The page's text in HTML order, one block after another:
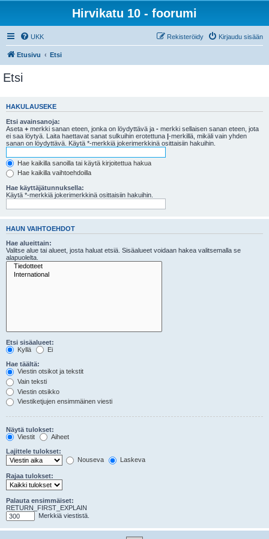
Hirvikatu 10 - foorumi
UKK Kirjaudu sisään
Rekisteröidy
Etusivu Etsi
Etsi
HAKULAUSEKE
Etsi avainsanoja:
Aseta + merkki sanan eteen, jonka on löydyttävä ja - merkki sellaisen sanan eteen, jota
ei saa löytyä. Laita haettavat sanat sulkuihin erotettuna |-merkillä, mikäli vain yhden
sanan on löydyttävä. Käytä *-merkkiä jokerimerkkinä osittaisiin hakuihin.
Hae kaikilla sanoilla tai käytä kirjoitettua hakua
Hae kaikilla vaihtoehdoilla
Hae käyttäjätunnuksella:
Käytä *-merkkiä jokerimerkkinä osittaisiin hakuihin.
HAUN VAIHTOEHDOT
Hae alueittain:
Valitse alue tai alueet, josta haluat etsiä. Sisäalueet voidaan hakea valitsemalla se
alapuolelta.
Etsi sisäalueet:
Kyllä
Ei
Hae täältä:
Viestin otsikot ja tekstit
Vain teksti
Viestin otsikko
Viestiketjujen ensimmäinen viesti
Näytä tulokset:
Viestit
Aiheet
Lajittele tulokset:
Nouseva
Laskeva
Rajaa tulokset:
Palauta ensimmäiset:
RETURN_FIRST_EXPLAIN
Merkkiä viestistä.